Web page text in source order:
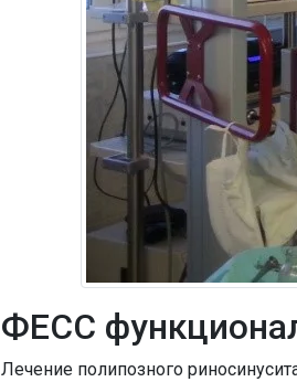
ФЕСС
Лечение полипозного